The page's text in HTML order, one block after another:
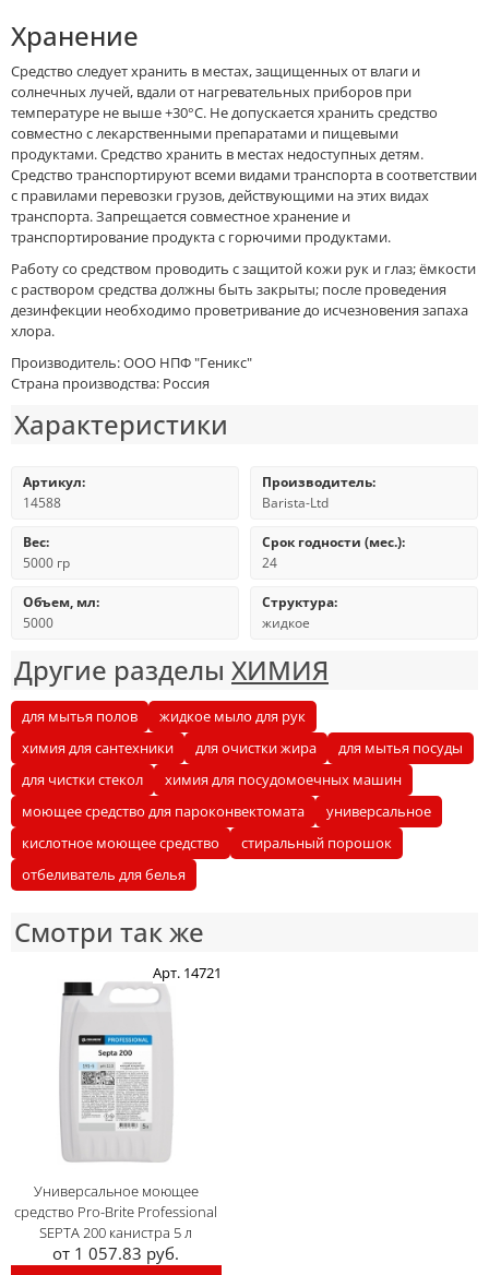
Хранение
Средство следует хранить в местах, защищенных от влаги и
солнечных лучей, вдали от нагревательных приборов при
температуре не выше +30°С. Не допускается хранить средство
совместно с лекарственными препаратами и пищевыми
продуктами. Средство хранить в местах недоступных детям.
Средство транспортируют всеми видами транспорта в соответствии
с правилами перевозки грузов, действующими на этих видах
транспорта. Запрещается совместное хранение и
транспортирование продукта с горючими продуктами.
Работу со средством проводить с защитой кожи рук и глаз; ёмкости
с раствором средства должны быть закрыты; после проведения
дезинфекции необходимо проветривание до исчезновения запаха
хлора.
Производитель: ООО НПФ "Геникс"
Страна производства: Россия
Характеристики
Артикул:
14588
Производитель:
Barista-Ltd
Вес:
5000 гр
Срок годности (мес.):
24
Объем, мл:
5000
Структура:
жидкое
Другие разделы ХИМИЯ
для мытья полов
жидкое мыло для рук
химия для сантехники
для очистки жира
для мытья посуды
для чистки стекол
химия для посудомоечных машин
моющее средство для пароконвектомата
универсальное
кислотное моющее средство
стиральный порошок
отбеливатель для белья
Смотри так же
Арт. 14721
Универсальное моющее
средство Pro-Brite Professional
SEPTA 200 канистра 5 л
от 1 057.83 руб.